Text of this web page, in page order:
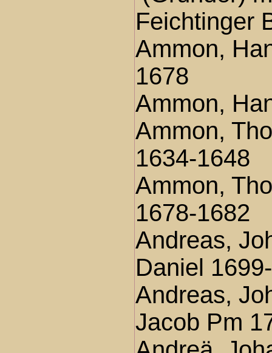
Feichtinger
Ammon,
1678
Ammon,
Ammon,
1634-1648
Ammon,
1678-1682
Andreas,
Daniel
Andreas,
Jacob Pm